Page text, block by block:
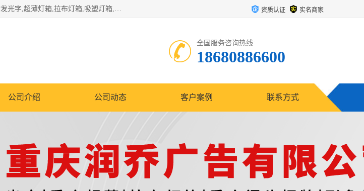
重庆润乔广告有限公司是一家集重庆广告制作,重庆标识标牌,亚克力发光字,led发光字,树脂发光字,超薄灯箱,拉布灯箱,吸塑灯箱,门头招牌,企业形象墙,写真喷绘,x展架,拉网展架,广告展架,条幅,锦旗设计,制作,施工,维护为一体的专业化广告公司. 资质认证 实名商家
全国服务咨询热线:
18680886600
公司介绍 公司动态 客户案例 联系方式